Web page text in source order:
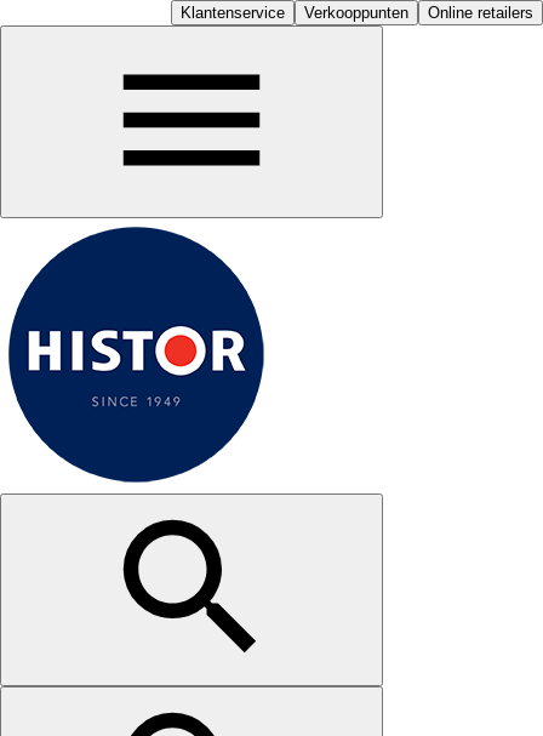
Klantenservice Verkooppunten Online retailers